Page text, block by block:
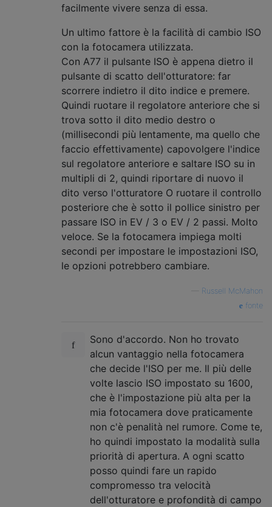
facilmente vivere senza di essa.
Un ultimo fattore è la facilità di cambio ISO
con la fotocamera utilizzata.
Con A77 il pulsante ISO è appena dietro il
pulsante di scatto dell'otturatore: far
scorrere indietro il dito indice e premere.
Quindi ruotare il regolatore anteriore che si
trova sotto il dito medio destro o
(millisecondi più lentamente, ma quello che
faccio effettivamente) capovolgere l'indice
sul regolatore anteriore e saltare ISO su in
multipli di 2, quindi riportare di nuovo il
dito verso l'otturatore O ruotare il controllo
posteriore che è sotto il pollice sinistro per
passare ISO in EV / 3 o EV / 2 passi. Molto
veloce. Se la fotocamera impiega molti
secondi per impostare le impostazioni ISO,
le opzioni potrebbero cambiare.
Russell McMahon
fonte
Sono d'accordo. Non ho trovato
alcun vantaggio nella fotocamera
che decide l'ISO per me. Il più delle
volte lascio ISO impostato su 1600,
che è l'impostazione più alta per la
mia fotocamera dove praticamente
non c'è penalità nel rumore. Come te,
ho quindi impostato la modalità sulla
priorità di apertura. A ogni scatto
posso quindi fare un rapido
compromesso tra velocità
dell'otturatore e profondità di campo